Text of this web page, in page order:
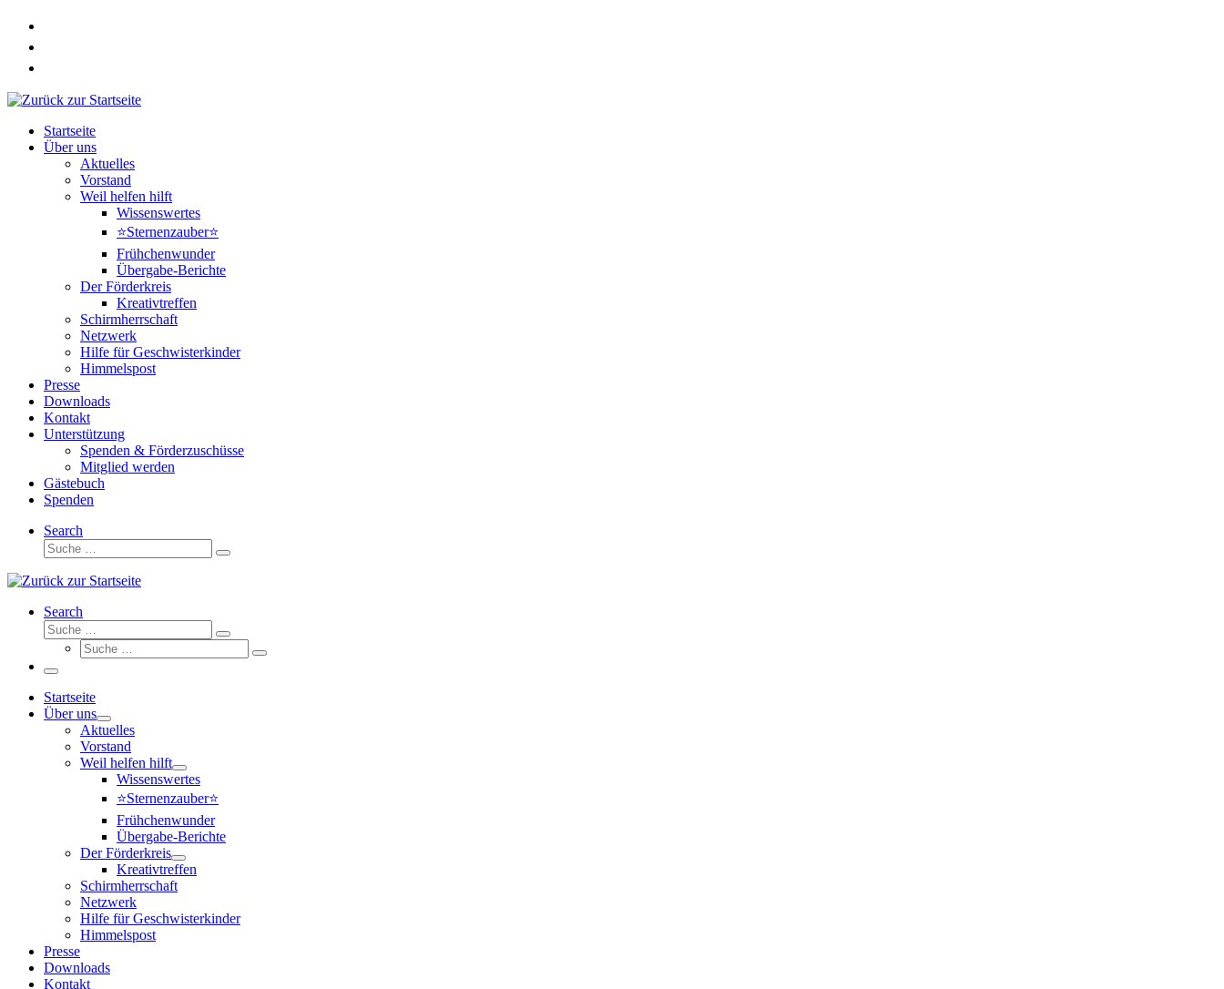
Zum
springen
Startseite
Über uns
Aktuelles
Vorstand
Weil helfen hilft
Wissenswertes
⭐Sternenzauber⭐
Frühchenwunder
Übergabe-Berichte
Der Förderkreis
Kreativtreffen
Schirmherrschaft
Netzwerk
Hilfe für Geschwisterkinder
Himmelspost
Presse
Downloads
Kontakt
Unterstützung
Spenden & Förderzuschüsse
Mitglied werden
Gästebuch
Spenden
Search
Suche
Suche
Search
Suche
Suche
Suche
Suche
Menü
Startseite
Über uns
Aktuelles
Vorstand
Weil helfen hilft
Wissenswertes
⭐Sternenzauber⭐
Frühchenwunder
Übergabe-Berichte
Der Förderkreis
Kreativtreffen
Schirmherrschaft
Netzwerk
Hilfe für Geschwisterkinder
Himmelspost
Presse
Downloads
Kontakt